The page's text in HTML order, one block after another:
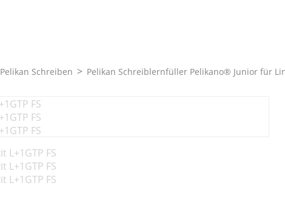
Pelikan Schreiben Pelikan Schreiblernfüller Pelikano® Junior für